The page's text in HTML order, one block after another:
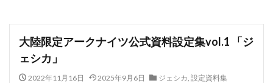
大陸限定アークナイツ公式資料設定集vol.1 「ジ
ェシカ」
2022年11月16日 2025年9月6日 ジェシカ, 設定資料集